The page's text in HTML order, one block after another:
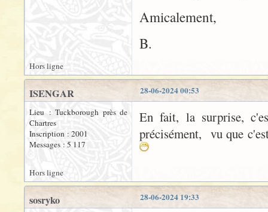
Amicalement,
B.
Hors ligne
28-06-2024 00:53
ISENGAR
Lieu : Tuckborough près de
Chartres
Inscription : 2001
Messages : 5 117
En fait, la surprise,
précisément, vu que
Hors ligne
28-06-2024 19:33
sosryko